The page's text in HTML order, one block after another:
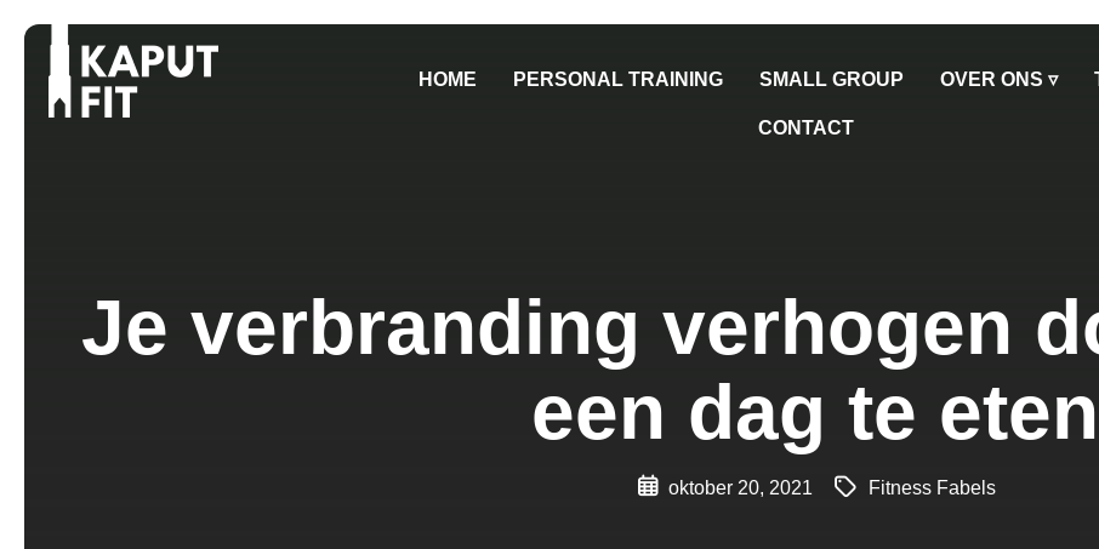
HOME PERSONAL TRAINING SMALL GROUP OVER ONS ▿
CONTACT
Je verbranding verhogen
een dag te eten
oktober 20, 2021 Fitness Fabels